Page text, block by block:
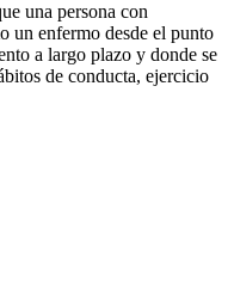
una persona con
un enfermo desde el punto
a largo plazo y donde se
de conducta, ejercicio